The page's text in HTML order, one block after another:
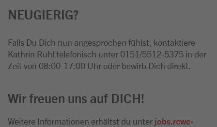
NEUGIERIG?
Falls Du Dich nun angesprochen fühlst, kontaktiere
Kathrin Ruhl telefonisch unter 0151/5512-5375 in der
Zeit von 08:00-17:00 Uhr oder bewirb Dich direkt.
Wir freuen uns auf DICH!
Weitere Informationen erhältst du unter jobs.rewe-